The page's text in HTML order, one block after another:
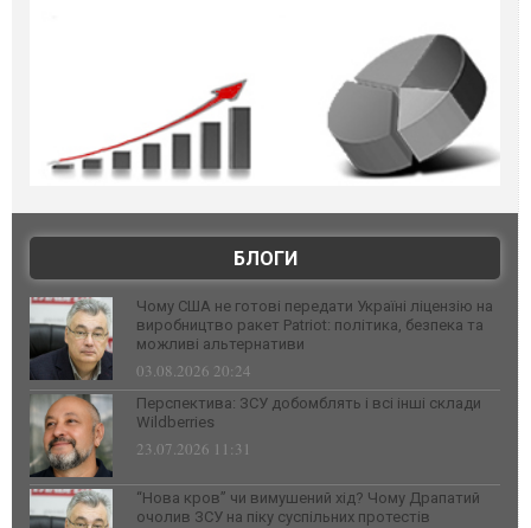
БЛОГИ
Чому США не готові передати Україні ліцензію на
виробництво ракет Patriot: політика, безпека та
можливі альтернативи
03.08.2026 20:24
Перспектива: ЗСУ добомблять і всі інші склади
Wildberries
23.07.2026 11:31
“Нова кров” чи вимушений хід? Чому Драпатий
очолив ЗСУ на піку суспільних протестів